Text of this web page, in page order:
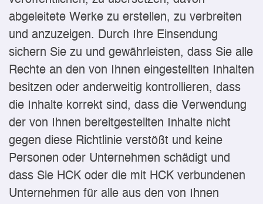
abgeleitete Werke zu erstellen, zu verbreiten
und anzuzeigen. Durch Ihre Einsendung
sichern Sie zu und gewährleisten, dass Sie alle
Rechte an den von Ihnen eingestellten Inhalten
besitzen oder anderweitig kontrollieren, dass
die Inhalte korrekt sind, dass die Verwendung
der von Ihnen bereitgestellten Inhalte nicht
gegen diese Richtlinie verstößt und keine
Personen oder Unternehmen schädigt und
dass Sie HCK oder die mit HCK verbundenen
Unternehmen für alle aus den von Ihnen